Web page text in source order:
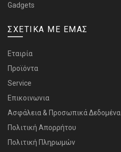
Gadgets
ΣΧΕΤΙΚΑ ΜΕ ΕΜΑΣ
Εταιρία
Προϊόντα
Service
Επικοινωνια
Ασφάλεια & Προσωπικά Δεδομένα
Πολιτική Απορρήτου
Πολιτική Πληρωμών